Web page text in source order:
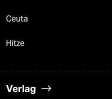
Ceuta
Hitze
Verlag